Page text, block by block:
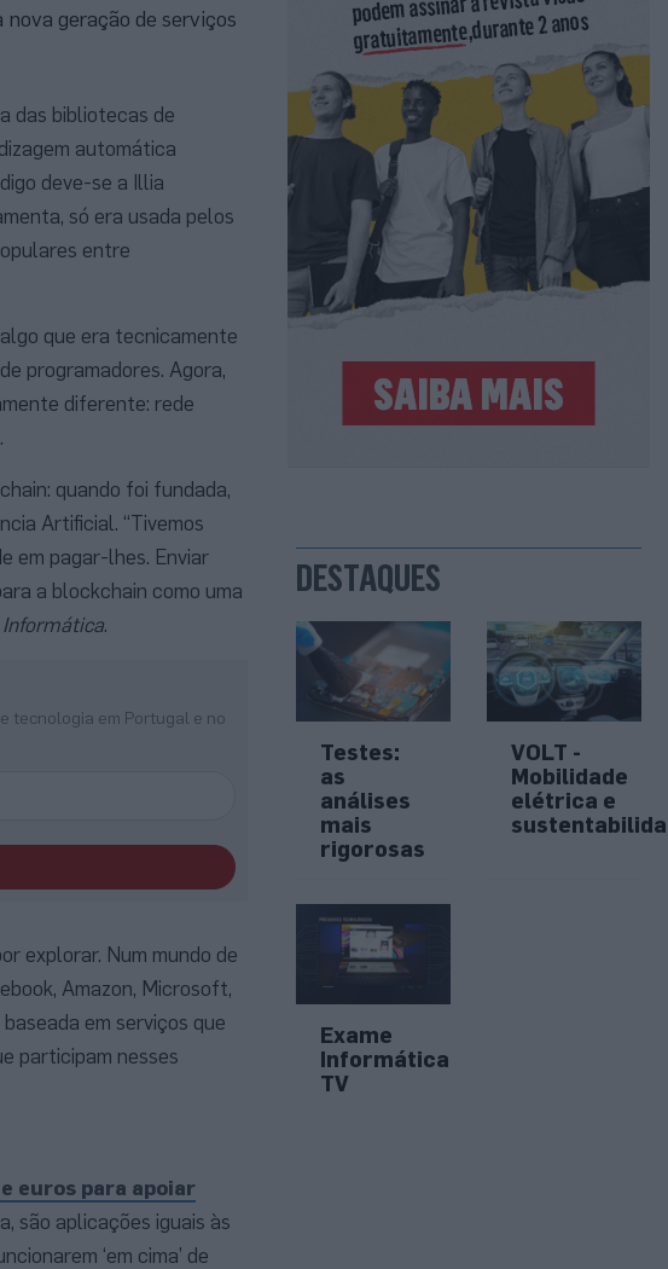
geração de serviços
das bibliotecas de
automática
deve-se a Illia
só era usada pelos
entre
que era tecnicamente
programadores. Agora,
diferente: rede
quando foi fundada,
Artificial. “Tivemos
em pagar-lhes. Enviar
a blockchain como uma
Informática.
tecnologia em Portugal e no
explorar. Num mundo de
Amazon, Microsoft,
em serviços que
participam nesses
euros para apoiar
são aplicações iguais às
‘em cima’ de
DESTAQUES
Testes:
as
análises
mais
rigorosas
VOLT -
Mobilidade
elétrica e
Exame
Informática
TV